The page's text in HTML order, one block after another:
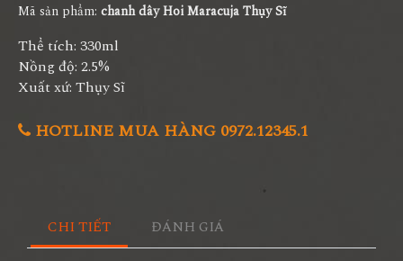
Mã sản phẩm: chanh dây Hoi Maracuja Thụy Sĩ
Thể tích: 330ml
Nồng độ: 2.5%
Xuất xứ: Thụy Sĩ
HOTLINE MUA HÀNG 0972.12345.1
CHI TIẾT ĐÁNH GIÁ